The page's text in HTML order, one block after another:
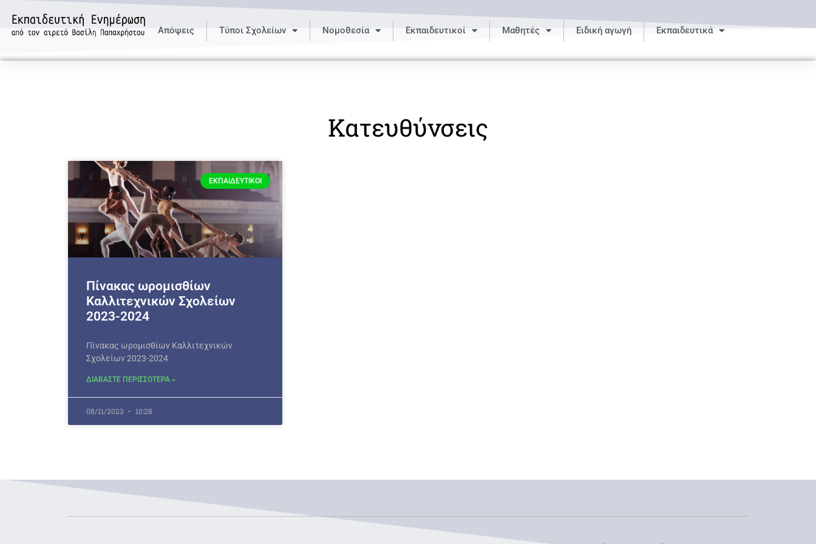
Απόψεις Τύποι Σχολείων Νομοθεσία Εκπαιδευτικοί Μαθητές Ειδική αγωγή Εκπαιδευτικά
Κατευθύνσεις
ΕΚΠΑΙΔΕΥΤΙΚΟΊ
Πίνακας ωρομισθίων
Καλλιτεχνικών Σχολείων
2023-2024
Πίνακας ωρομισθίων Καλλιτεχνικών
Σχολείων 2023-2024
ΔΙΑΒΑΣΤΕ ΠΕΡΙΣΣΟΤΕΡΑ »
08/11/2023 10:28